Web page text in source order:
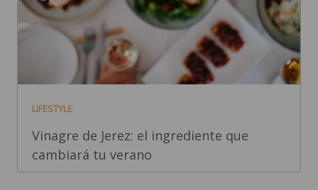
LIFESTYLE
Vinagre de Jerez: el ingrediente que
cambiará tu verano